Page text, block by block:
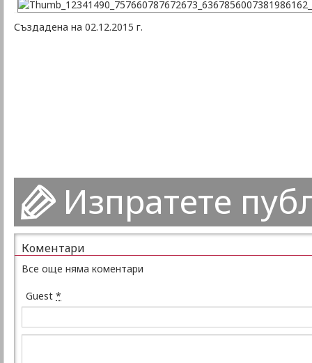
Създадена на 02.12.2015 г.
Изпратете
Коментари
Все още няма коментари
Guest *